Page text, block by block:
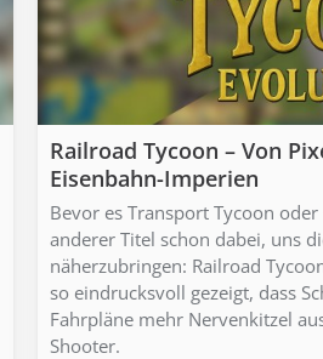
Railroad Tycoon – Von
Eisenbahn-Imperien
Bevor es Transport Tycoon
anderer Titel schon dabei, uns
näherzubringen: Railroad
so eindrucksvoll gezeigt, dass
Fahrpläne mehr Nervenkitzel
Shooter.